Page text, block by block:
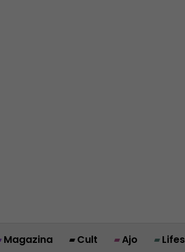
Magazina Cult Ajo